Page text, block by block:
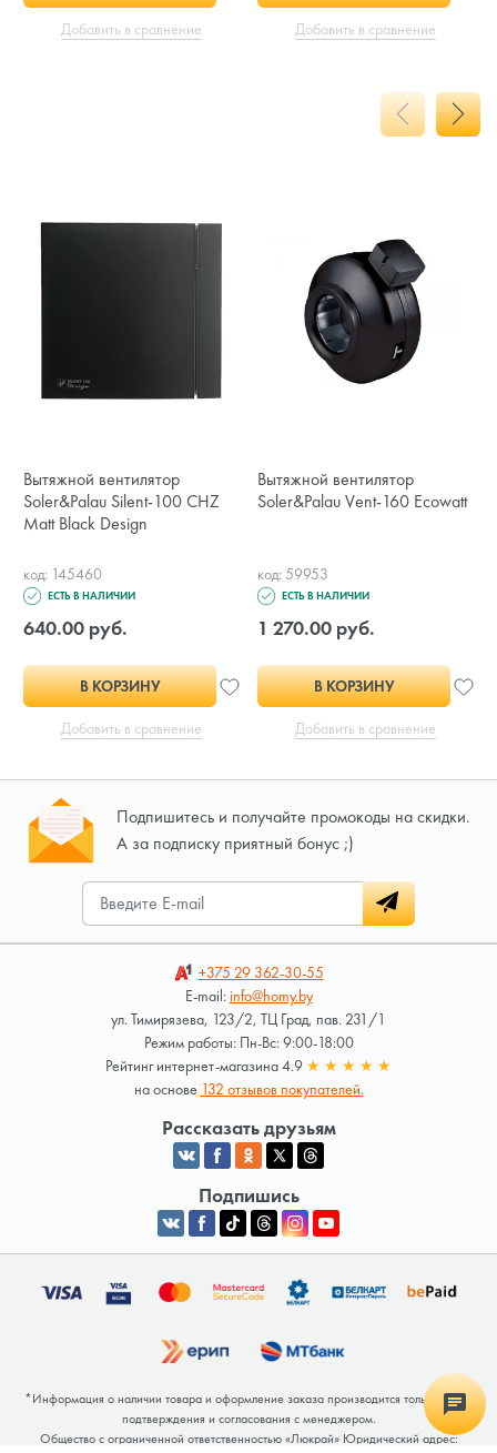
Добавить в сравнение Добавить в сравнение
Вытяжной вентилятор
Soler&Palau Silent-100 CHZ
Matt Black Design
код: 145460
ЕСТЬ В НАЛИЧИИ
640.00 руб.
В КОРЗИНУ
Добавить в сравнение
Вытяжной вентилятор
Soler&Palau Vent-160 Ecowatt
код: 59953
ЕСТЬ В НАЛИЧИИ
1 270.00 руб.
В КОРЗИНУ
Добавить в сравнение
Подпишитесь и получайте промокоды на скидки.
А за подписку приятный бонус ;)
+375 29362-30-55
E-mail:info@homy.by
ул. Тимирязева, 123/2, ТЦ Град, пав. 231/1
Режим работы: Пн-Вс: 9:00-18:00
Рейтинг интернет-магазина 4.9 ★ ★ ★ ★ ★
на основе 132 отзывов покупателей.
Рассказать друзьям
Подпишись
*Информация о наличии товара и оформление заказа производится только после
подтверждения и согласования с менеджером.
Общество с ограниченной ответственностью «Люкрай» Юридический адрес: